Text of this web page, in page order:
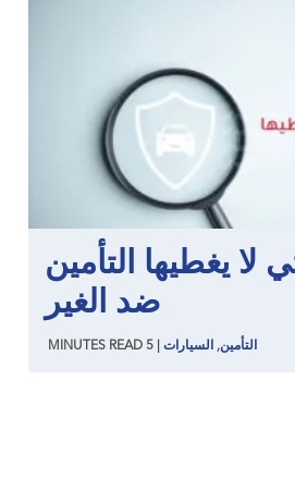
لا يغطيها التأمين
ضد الغير
التأمين, السيارات 5
MINUTES READ